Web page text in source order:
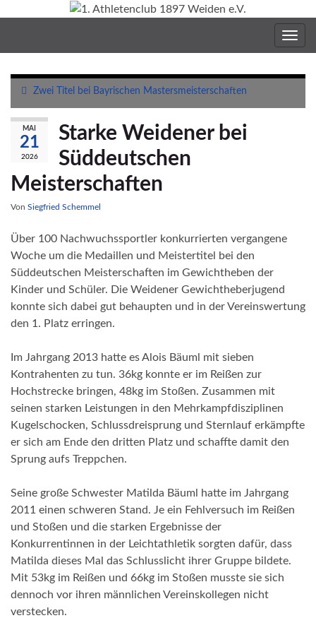
Zwei Titel bei Bayrischen Mastersmeisterschaften
MAI
21
2026
Starke Weidener bei
Süddeutschen
Meisterschaften
Von Siegfried Schemmel
Über 100 Nachwuchssportler konkurrierten vergangene
Woche um die Medaillen und Meistertitel bei den
Süddeutschen Meisterschaften im Gewichtheben der
Kinder und Schüler. Die Weidener Gewichtheberjugend
konnte sich dabei gut behaupten und in der Vereinswertung
den 1. Platz erringen.
Im Jahrgang 2013 hatte es Alois Bäuml mit sieben
Kontrahenten zu tun. 36kg konnte er im Reißen zur
Hochstrecke bringen, 48kg im Stoßen. Zusammen mit
seinen starken Leistungen in den Mehrkampfdisziplinen
Kugelschocken, Schlussdreisprung und Sternlauf erkämpfte
er sich am Ende den dritten Platz und schaffte damit den
Sprung aufs Treppchen.
Seine große Schwester Matilda Bäuml hatte im Jahrgang
2011 einen schweren Stand. Je ein Fehlversuch im Reißen
und Stoßen und die starken Ergebnisse der
Konkurrentinnen in der Leichtathletik sorgten dafür, dass
Matilda dieses Mal das Schlusslicht ihrer Gruppe bildete.
Mit 53kg im Reißen und 66kg im Stoßen musste sie sich
dennoch vor ihren männlichen Vereinskollegen nicht
verstecken.